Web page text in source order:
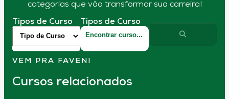
categorias que vão transformar sua carreira!
Tipos de Curso Tipos de Curso
VEM PRA FAVENI
Cursos relacionados